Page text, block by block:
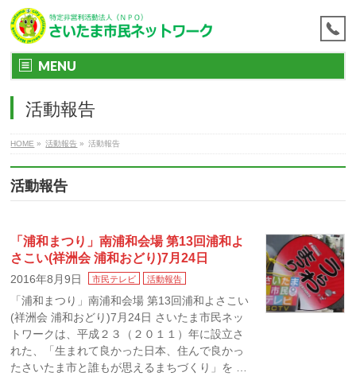
MENU
活動報告
HOME » 活動報告 » 活動報告
活動報告
「浦和まつり」南浦和会場 第13回浦和よ
さこい(祥洲会 浦和おどり)7月24日
2016年8月9日 市民テレビ 活動報告
「浦和まつり」南浦和会場 第13回浦和よさこい
(祥洲会 浦和おどり)7月24日 さいたま市民ネッ
トワークは、平成２３（２０１１）年に設立さ
れた、「生まれて良かった日本、住んで良かっ
たさいたま市と誰もが思えるまちづくり」を …